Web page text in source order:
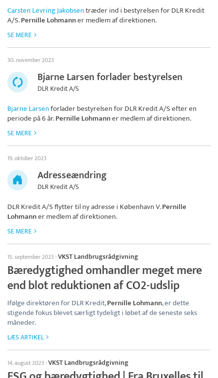
Carsten Levring Jakobsentræder ind i bestyrelsen forDLR Kredit
A/S.Pernille Lohmanner medlem af direktionen.
SE MERE
30. november 2023
Bjarne Larsen forlader bestyrelsen
DLR Kredit A/S
Bjarne Larsenforlader bestyrelsen forDLR Kredit A/Sefter en
periode på 6 år.Pernille Lohmanner medlem af direktionen.
SE MERE
19. oktober 2023
Adresseændring
DLR Kredit A/S
DLR Kredit A/Sflytter til ny adresse i København V.Pernille
Lohmanner medlem af direktionen.
SE MERE
15. september 2023 ·VKST Landbrugsrådgivning
Bæredygtighed omhandler meget mere
end blot reduktionen af CO2-udslip
Ifølge direktøren for DLR Kredit,Pernille Lohmann, er dette
stigende fokus blevet særligt tydeligt i løbet af de seneste seks
måneder.
LÆS ARTIKEL
14. august 2023 ·VKST Landbrugsrådgivning